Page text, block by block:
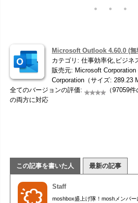
Microsoft Outlook 4.60.0 (無
カテゴリ: 仕事効率化,ビジネ
販売元: Microsoft
Corporation（サイズ: 289.23
全てのバージョンの評価:
（97059
の両方に対応
この記事を書いた人 最新の記事
Staff
moshbox盛上げ隊！moshメンバ